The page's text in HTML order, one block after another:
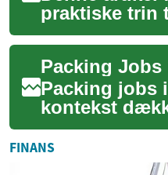
praktiske trin
dig til
dækker re...
Packing jobs
kontekst
opgaver fra
til
FINANS